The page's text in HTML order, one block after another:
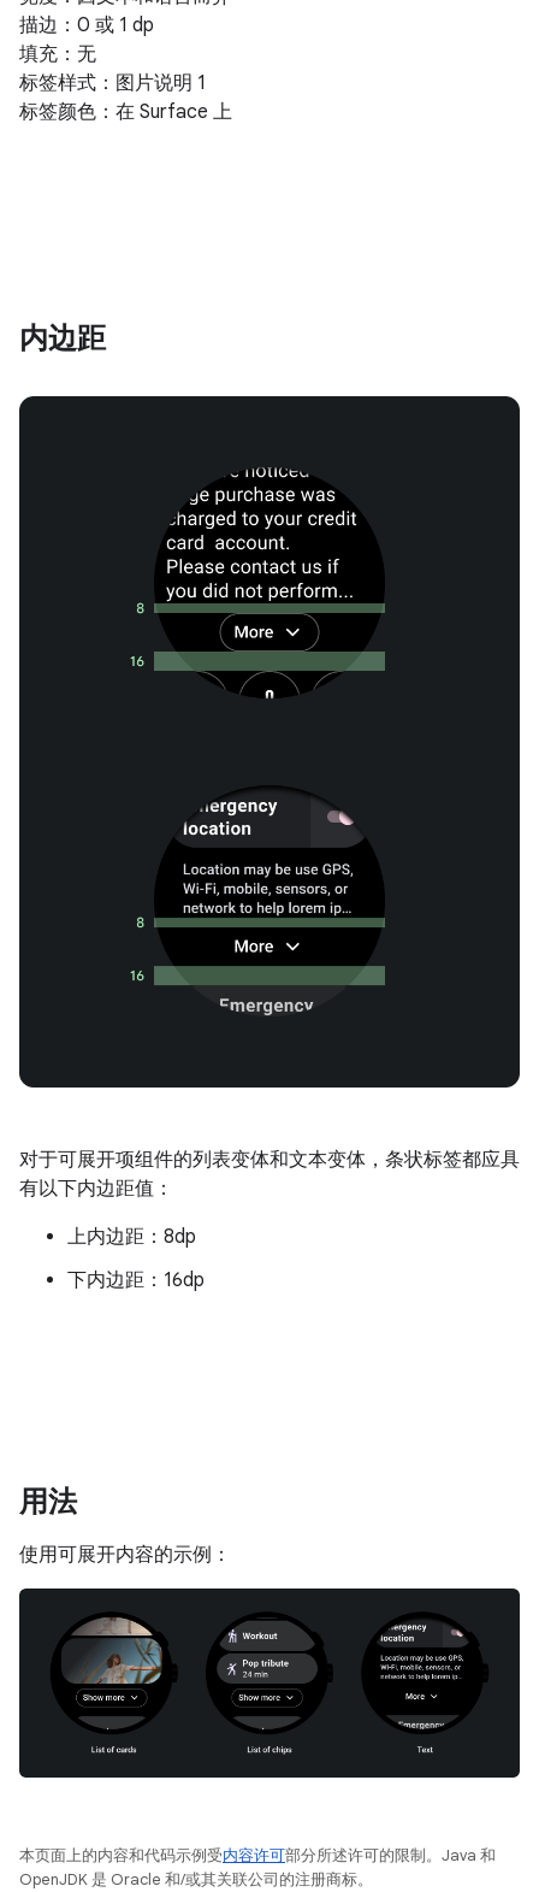
描边：0 或 1 dp
填充：无
标签样式：图片说明 1
标签颜色：在 Surface 上
内边距
对于可展开项组件的列表变体和文本变体，条状标签都应具
有以下内边距值：
上内边距：8dp
下内边距：16dp
用法
使用可展开内容的示例：
本页面上的内容和代码示例受内容许可部分所述许可的限制。Java 和
OpenJDK 是 Oracle 和/或其关联公司的注册商标。